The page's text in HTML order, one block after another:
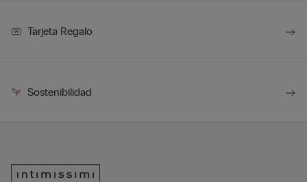
Tarjeta Regalo
Sostenibilidad